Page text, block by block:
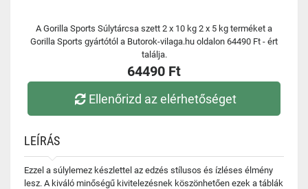
A Gorilla Sports Súlytárcsa szett 2 x 10 kg 2 x 5 kg terméket a
Gorilla Sports gyártótól a Butorok-vilaga.hu oldalon 64490 Ft - ért
találja.
64490 Ft
Ellenőrizd az elérhetőséget
LEÍRÁS
Ezzel a súlylemez készlettel az edzés stílusos és ízléses élmény
lesz. A kiváló minőségű kivitelezésnek köszönhetően ezek a táblák